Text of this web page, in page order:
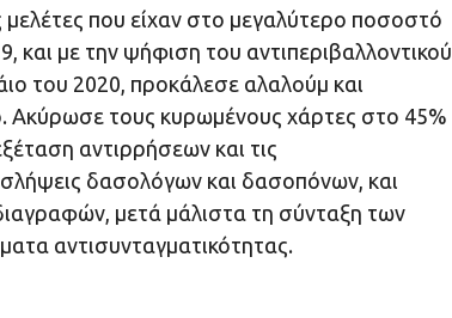
που είχαν στο μεγαλύτερο ποσοστό
και με την ψήφιση του αντιπεριβαλλοντικού
του 2020, προκάλεσε αλαλούμ και
Ακύρωσε τους κυρωμένους χάρτες στο 45%
αντιρρήσεων και τις
δασολόγων και δασοπόνων, και
μετά μάλιστα τη σύνταξη των
αντισυνταγματικότητας.